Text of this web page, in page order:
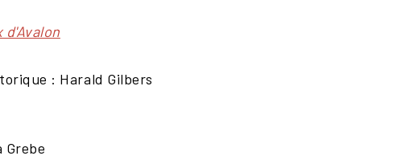
d'Avalon
: Harald Gilbers